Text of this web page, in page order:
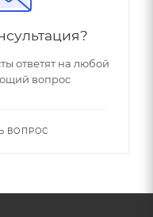
ответят на любой
вопрос
ВОПРОС